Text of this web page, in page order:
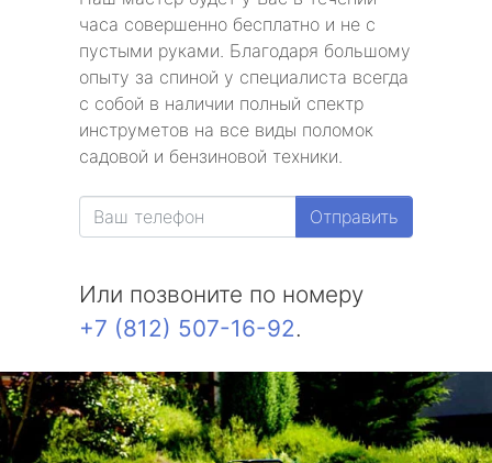
часа совершенно бесплатно и не с
пустыми руками. Благодаря большому
опыту за спиной у специалиста всегда
с собой в наличии полный спектр
инструметов на все виды поломок
садовой и бензиновой техники.
Отправить
Или позвоните по номеру
+7 (812) 507-16-92.